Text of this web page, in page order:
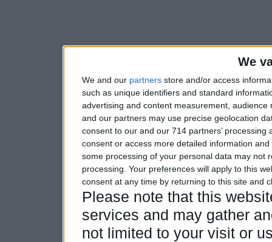
We
We and our partners store and/or access
such as unique identifiers and standard
advertising and content measurement,
and our partners may use precise geolocation
consent to our and our 714 partners’
consent or access more detailed information
some processing of your personal data may not
processing. Your preferences will apply to this
consent at any time by returning to this site and
Please note that this
services and may gather
not limited to your visit or